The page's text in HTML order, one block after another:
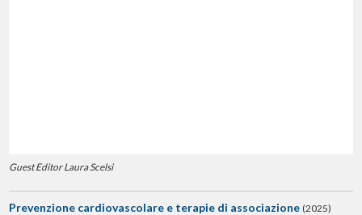
Guest Editor Laura Scelsi
Prevenzione cardiovascolare e terapie di associazione (2025)